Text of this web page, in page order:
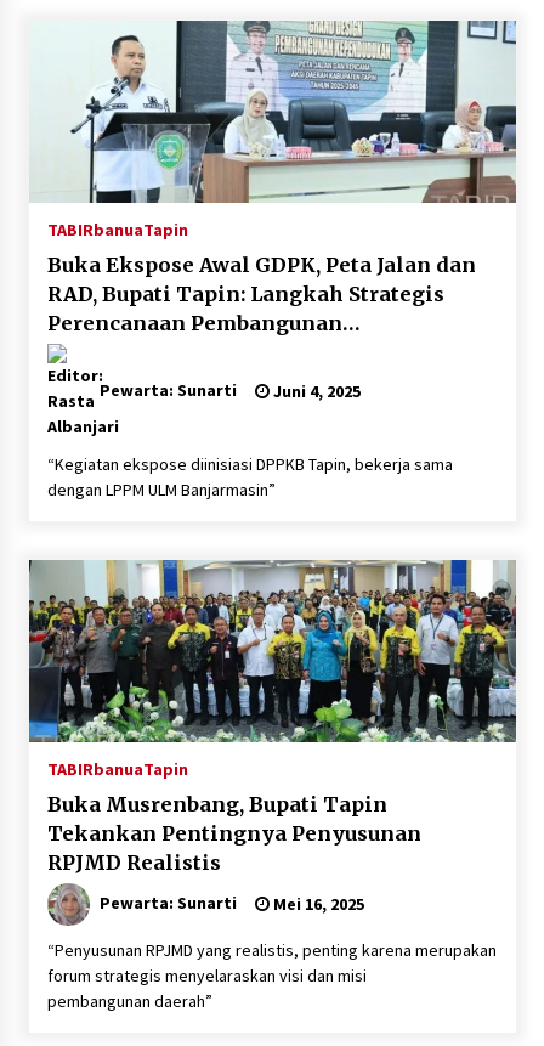
Agustus 4, 2026
Pelajar di HST Musnahkan Barang Bukti
Kejaksaan, Ada Apa?
Agustus 4, 2026
TABIRbanuaTapin
Buka Ekspose Awal GDPK, Peta Jalan dan
RAD, Bupati Tapin: Langkah Strategis
Perencanaan Pembangunan
Kependudukan
Pewarta: Sunarti Juni 4, 2025
“Kegiatan ekspose diinisiasi DPPKB Tapin, bekerja sama
dengan LPPM ULM Banjarmasin”
TABIRbanuaTapin
Buka Musrenbang, Bupati Tapin
Tekankan Pentingnya Penyusunan
RPJMD Realistis
Pewarta: Sunarti Mei 16, 2025
“Penyusunan RPJMD yang realistis, penting karena merupakan
forum strategis menyelaraskan visi dan misi
pembangunan daerah”